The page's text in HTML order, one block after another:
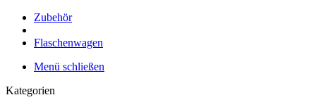
Zubehör
Flaschenwagen
Menü schließen
Kategorien